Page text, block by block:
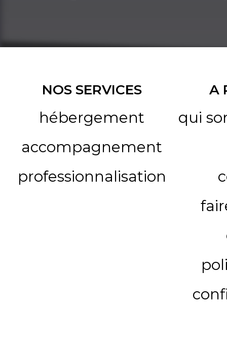
NOS SERVICES
hébergement
accompagnement
professionnalisation
A
qui